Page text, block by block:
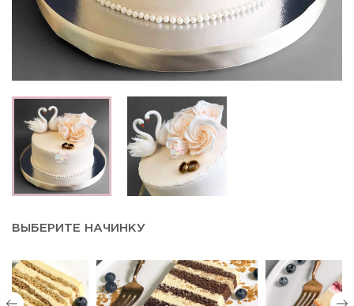
ВЫБЕРИТЕ НАЧИНКУ